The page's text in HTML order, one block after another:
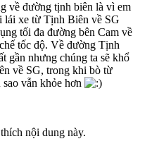
về đường tịnh biên là vì em
lái xe từ Tịnh Biên về SG
tối đa đường bên Cam về
tốc độ. Về đường Tịnh
gần nhưng chúng ta sẽ khổ
về SG, trong khi bò từ
vẫn khỏe hơn
thích nội dung này.